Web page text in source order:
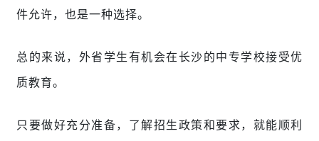
件允许，也是一种选择。
总的来说，外省学生有机会在长沙的中专学校接受优
质教育。
只要做好充分准备，了解招生政策和要求，就能顺利